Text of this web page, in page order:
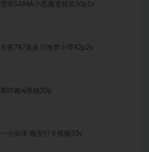
雪琪SAMA小恶魔透视装50p1v
末夜787喜多川海梦小雫42p2v
果咩酱w黑猫20p
一小央泽 晚安打卡视频33v